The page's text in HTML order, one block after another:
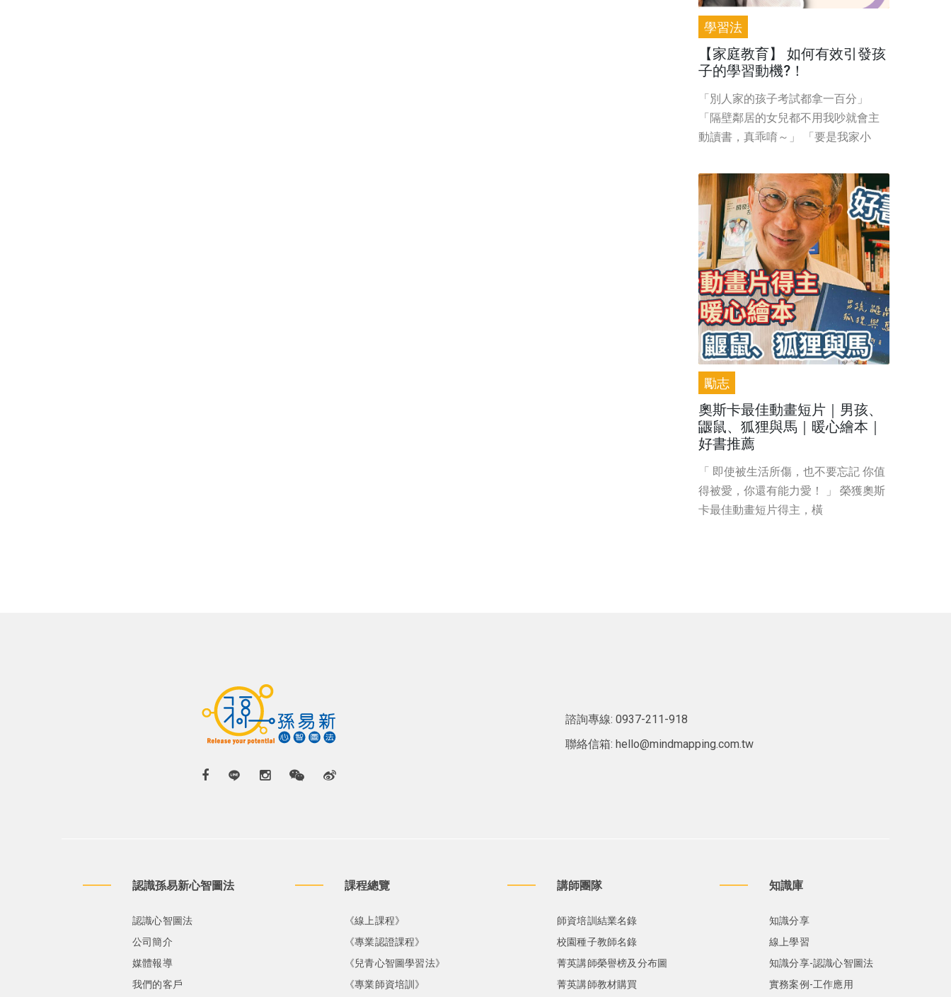
學習法
【家庭教育】 如何有效引發孩
子的學習動機?！
「別人家的孩子考試都拿一百分」
「隔壁鄰居的女兒都不用我吵就會主
動讀書，真乖唷～」 「要是我家小
勵志
奧斯卡最佳動畫短片｜男孩、
鼴鼠、狐狸與馬｜暖心繪本｜
好書推薦
「 即使被生活所傷，也不要忘記 你值
得被愛，你還有能力愛！ 」 榮獲奧斯
卡最佳動畫短片得主，橫
諮詢專線: 0937-211-918
聯絡信箱: hello@mindmapping.com.tw
認識孫易新心智圖法
認識心智圖法
公司簡介
媒體報導
我們的客戶
課程總覽
《線上課程》
《專業認證課程》
《兒青心智圖學習法》
《專業師資培訓》
講師團隊
師資培訓結業名錄
校園種子教師名錄
菁英講師榮譽榜及分布圖
菁英講師教材購買
知識庫
知識分享
線上學習
知識分享-認識心智圖法
實務案例-工作應用